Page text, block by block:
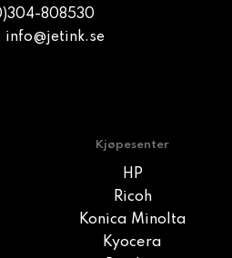
808530
info@jetink.se
Kjøpesenter
HP
Ricoh
Konica Minolta
Kyocera